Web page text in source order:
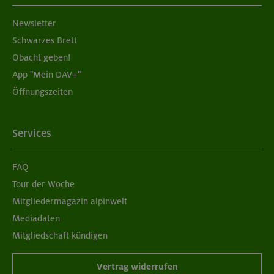
MUC-26-0572
Datum
Preis für Mitglieder
anderer Sektionen
Nichtmitglieder
Südlicher Frankenjura - Naturfreundehaus
Konstein
Kinderkletterkurs für Anfänger im Altmühltal
Newsletter
Schwarzes Brett
Obacht geben!
App "Mein DAV+"
Öffnungszeiten
Services
FAQ
Tour der Woche
Mitgliedermagazin alpinwelt
Mediadaten
Mitgliedschaft kündigen
Vertrag widerrufen